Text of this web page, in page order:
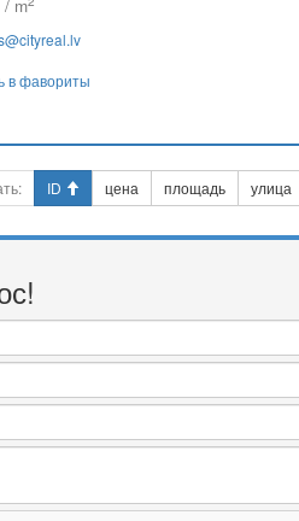
/ m
в фавориты
ID цена площадь улица